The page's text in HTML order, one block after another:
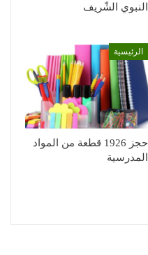
النبوي الشّريف
الرئيسية
حجز 1926 قطعة من المواد
المدرسية